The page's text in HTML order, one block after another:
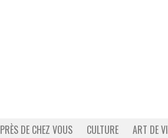
PRÈS DE CHEZ VOUS CULTURE ART DE